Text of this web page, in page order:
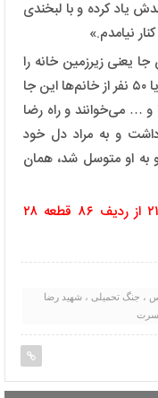
یاد کرده و با لبخندی
نیامدم.»
یعنی زیرزمین خانه را
به حسینیه خانم‌ها تبدیل کردیم. حدود ۴۰ یا ۵۰ نفر از خانم‌ها این جا
و … می‌خوانند و راه رضا
و به مراد دل خود
به او متوسل شد، همان
این شهید ۲۸ فروردین ۱۳۶۲ در شماره ۲۱ از ردیف ۸۶ قطعه ۲۸
، جنگ تحمیلی ، شهید رضا